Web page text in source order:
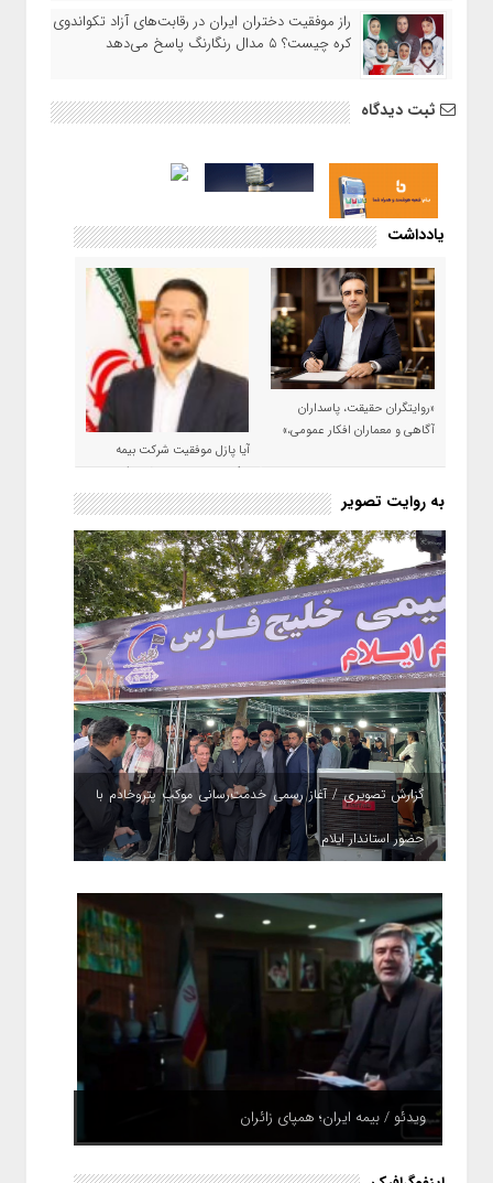
راز موفقیت دختران ایران در رقابت‌های آزاد تکواندوی
کره چیست؟ ۵ مدال رنگارنگ پاسخ می‌دهد
ثبت دیدگاه
یادداشت
«روایتگران حقیقت، پاسداران
آگاهی و معماران افکار عمومی،»
آیا پازل موفقیت شرکت بیمه
حکمت صبا در سال ۱۴۰۵ کامل می
شود؟!
به روایت تصویر
گزارش تصویری / آغاز رسمی خدمت‌رسانی موکب پتروخادم با
حضور استاندار ایلام
ویدئو / بیمه ایران؛ همپای زائران